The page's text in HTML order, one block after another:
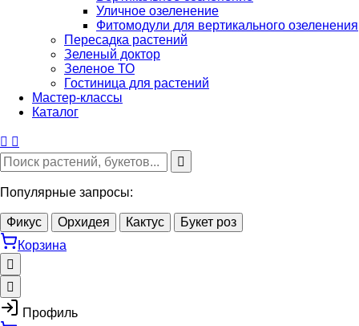
Уличное озеленение
Фитомодули для вертикального озеленения
Пересадка растений
Зеленый доктор
Зеленое ТО
Гостиница для растений
Мастер-классы
Каталог
Популярные запросы:
Фикус Орхидея Кактус
Букет роз
Корзина
Профиль